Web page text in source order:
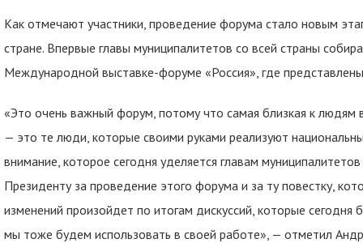
Как отмечают участники, проведение форума стало новым
стране. Впервые главы муниципалитетов со всей страны
Международной выставке-форуме «Россия», где
«Это очень важный форум, потому что самая близкая к людям
— это те люди, которые своими руками реализуют
внимание, которое сегодня уделяется главам
Президенту за проведение этого форума и за ту повестку,
изменений произойдет по итогам дискуссий, которые
мы тоже будем использовать в своей работе», — отметил